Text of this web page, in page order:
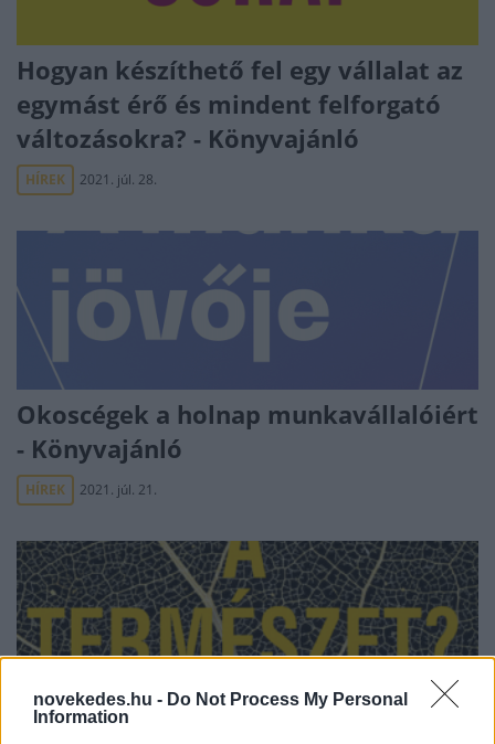
novekedes.hu - Do Not Process My Personal
Information
Hogyan készíthető fel egy vállalat az
egymást érő és mindent felforgató
változásokra? - Könyvajánló
HÍREK 2021. júl. 28.
Okoscégek a holnap munkavállalóiért
- Könyvajánló
HÍREK 2021. júl. 21.
Mit tenne a természet? - Könyvajánló